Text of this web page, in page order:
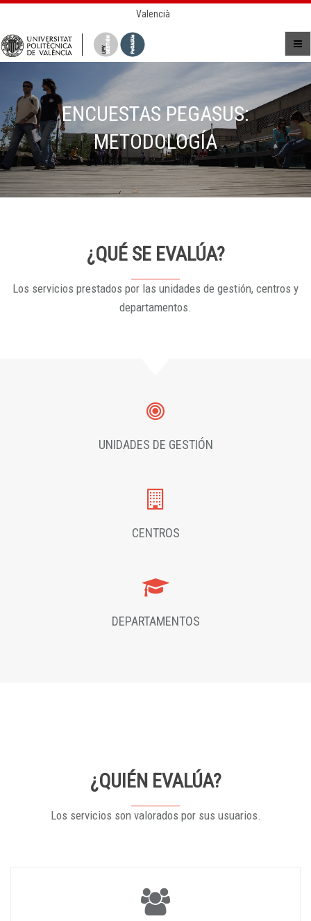
Valencià
ENCUESTAS PEGASUS:
METODOLOGÍA
¿QUÉ SE EVALÚA?
Los servicios prestados por las unidades de gestión, centros y
departamentos.
UNIDADES DE GESTIÓN
CENTROS
DEPARTAMENTOS
¿QUIÉN EVALÚA?
Los servicios son valorados por sus usuarios.